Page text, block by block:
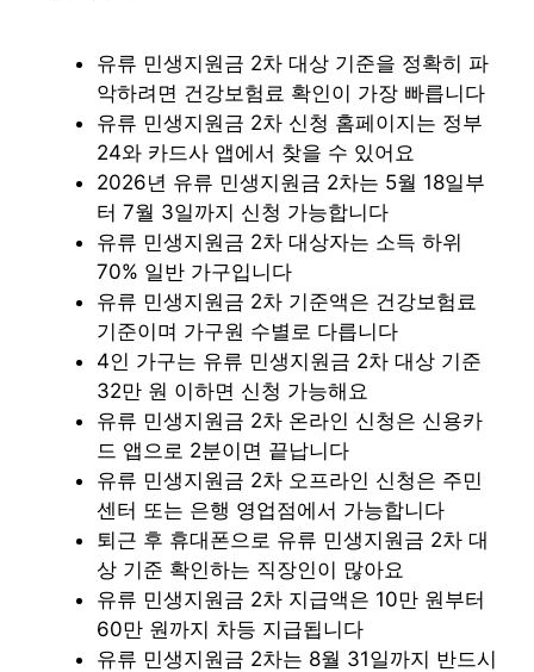
유류 민생지원금 2차 대상 기준을 정확히 파
악하려면 건강보험료 확인이 가장 빠릅니다
유류 민생지원금 2차 신청 홈페이지는 정부
24와 카드사 앱에서 찾을 수 있어요
2026년 유류 민생지원금 2차는 5월 18일부
터 7월 3일까지 신청 가능합니다
유류 민생지원금 2차 대상자는 소득 하위
70% 일반 가구입니다
유류 민생지원금 2차 기준액은 건강보험료
기준이며 가구원 수별로 다릅니다
4인 가구는 유류 민생지원금 2차 대상 기준
32만 원 이하면 신청 가능해요
유류 민생지원금 2차 온라인 신청은 신용카
드 앱으로 2분이면 끝납니다
유류 민생지원금 2차 오프라인 신청은 주민
센터 또는 은행 영업점에서 가능합니다
퇴근 후 휴대폰으로 유류 민생지원금 2차 대
상 기준 확인하는 직장인이 많아요
유류 민생지원금 2차 지급액은 10만 원부터
60만 원까지 차등 지급됩니다
유류 민생지원금 2차는 8월 31일까지 반드시